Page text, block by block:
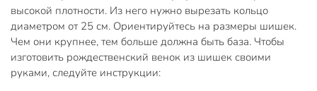
высокой плотности. Из него нужно вырезать кольцо
диаметром от 25 см. Ориентируйтесь на размеры шишек.
Чем они крупнее, тем больше должна быть база. Чтобы
изготовить рождественский венок из шишек своими
руками, следуйте инструкции: